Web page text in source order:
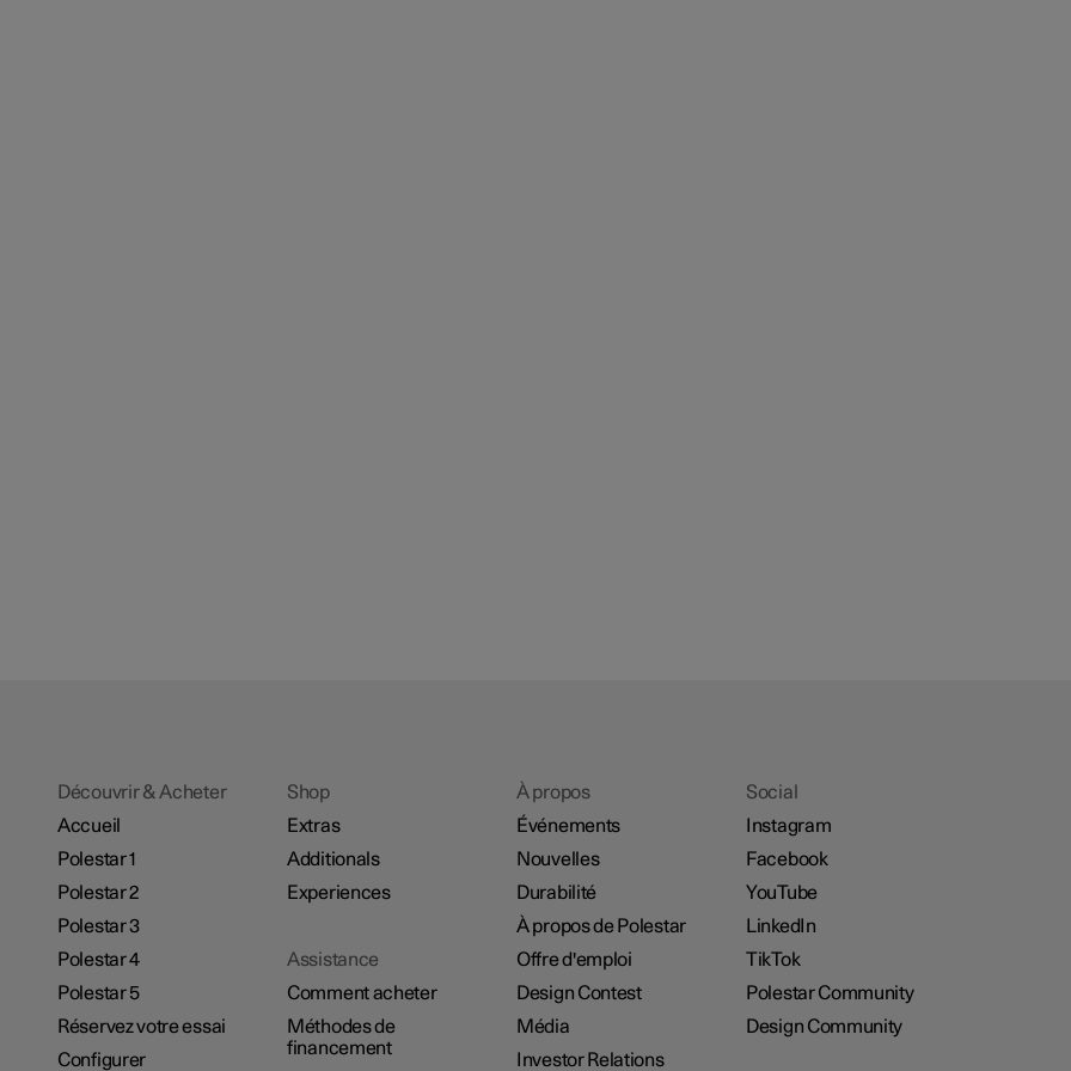
Découvrir & Acheter
Accueil
Polestar 1
Polestar 2
Polestar 3
Polestar 4
Polestar 5
Réservez votre essai
Configurer
Shop
Extras
Additionals
Experiences
Assistance
Comment acheter
Méthodes de
financement
À propos
Événements
Nouvelles
Durabilité
À propos de Polestar
Offre d'emploi
Design Contest
Média
Investor Relations
Social
Instagram
Facebook
YouTube
LinkedIn
TikTok
Polestar Community
Design Community